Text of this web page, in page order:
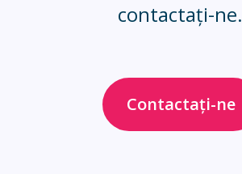
contactați-ne.
Contactați-ne